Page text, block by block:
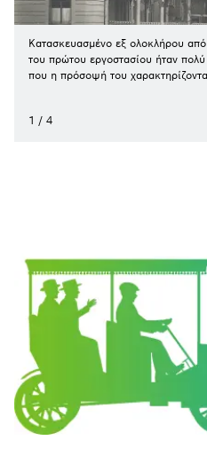
Κατασκευασμένο εξ ολοκλήρου
του πρώτου εργοστασίου ήταν
που η πρόσοψή του
1 / 4